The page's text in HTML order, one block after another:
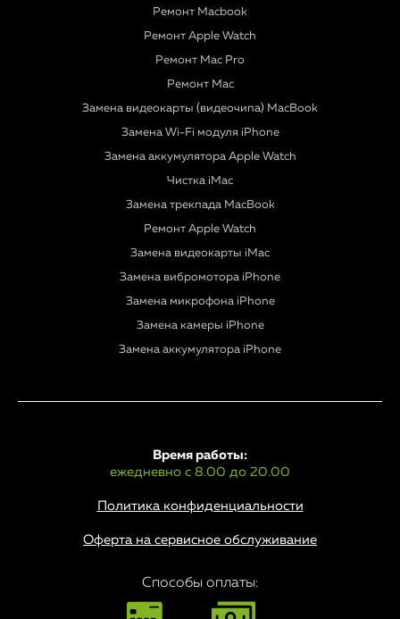
Ремонт Macbook
Ремонт Apple Watch
Ремонт Mac Pro
Ремонт Mac
Замена видеокарты (видеочипа) MacBook
Замена Wi-Fi модуля iPhone
Замена аккумулятора Apple Watch
Чистка iMac
Замена трекпада MacBook
Ремонт Apple Watch
Замена видеокарты iMac
Замена вибромотора iPhone
Замена микрофона iPhone
Замена камеры iPhone
Замена аккумулятора iPhone
Политика конфиденциальности
Время работы:
ежедневно с 8.00 до 20.00
Оферта на сервисное обслуживание
Способы оплаты: